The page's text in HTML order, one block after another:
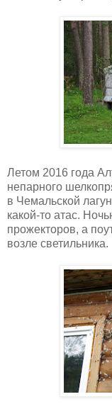
Летом 2016 года
непарного
в Чемальской
какой-то атас.
прожекторов, а
возле светильника.